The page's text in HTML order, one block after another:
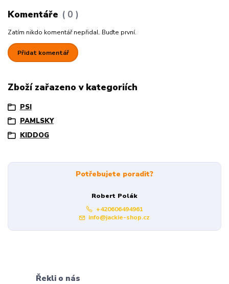
Komentáře 0
Zatím nikdo komentář nepřidal. Buďte první.
Přidat komentář
Zboží zařazeno v kategoriích
PSI
PAMLSKY
KIDDOG
Potřebujete poradit?
Robert Polák
+420606494961
info@jackie-shop.cz
Řekli o nás